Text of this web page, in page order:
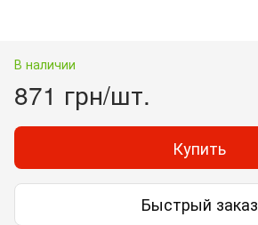
В наличии
871 грн/шт.
Купить
Быстрый заказ